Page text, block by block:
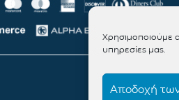
Χρησιμοποιούμε
υπηρεσίες μας.
Αποδοχή